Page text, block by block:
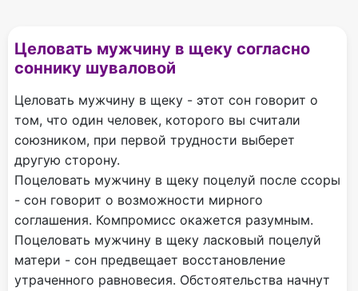
Целовать мужчину в щеку согласно
соннику шуваловой
Целовать мужчину в щеку - этот сон говорит о
том, что один человек, которого вы считали
союзником, при первой трудности выберет
другую сторону.
Поцеловать мужчину в щеку поцелуй после ссоры
- сон говорит о возможности мирного
соглашения. Компромисс окажется разумным.
Поцеловать мужчину в щеку ласковый поцелуй
матери - сон предвещает восстановление
утраченного равновесия. Обстоятельства начнут